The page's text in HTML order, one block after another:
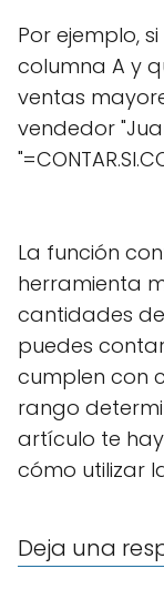
Por ejemplo,
columna A y
ventas
vendedor
La función
herramienta
cantidades
puedes
cumplen con
rango
artículo te
cómo utilizar
Deja una